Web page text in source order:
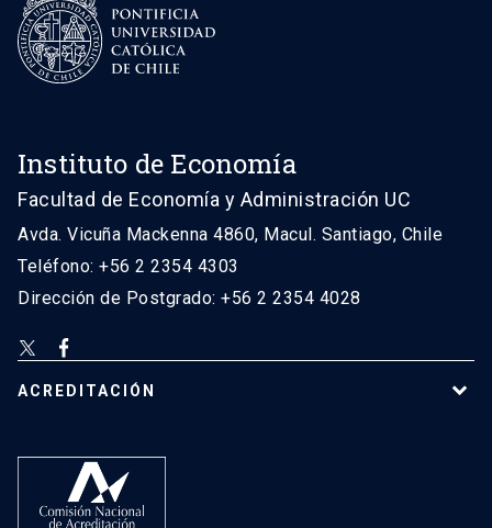
Instituto de Economía
Facultad de Economía y Administración UC
Avda. Vicuña Mackenna 4860, Macul. Santiago, Chile
Teléfono: +56 2 2354 4303
Dirección de Postgrado: +56 2 2354 4028
ACREDITACIÓN